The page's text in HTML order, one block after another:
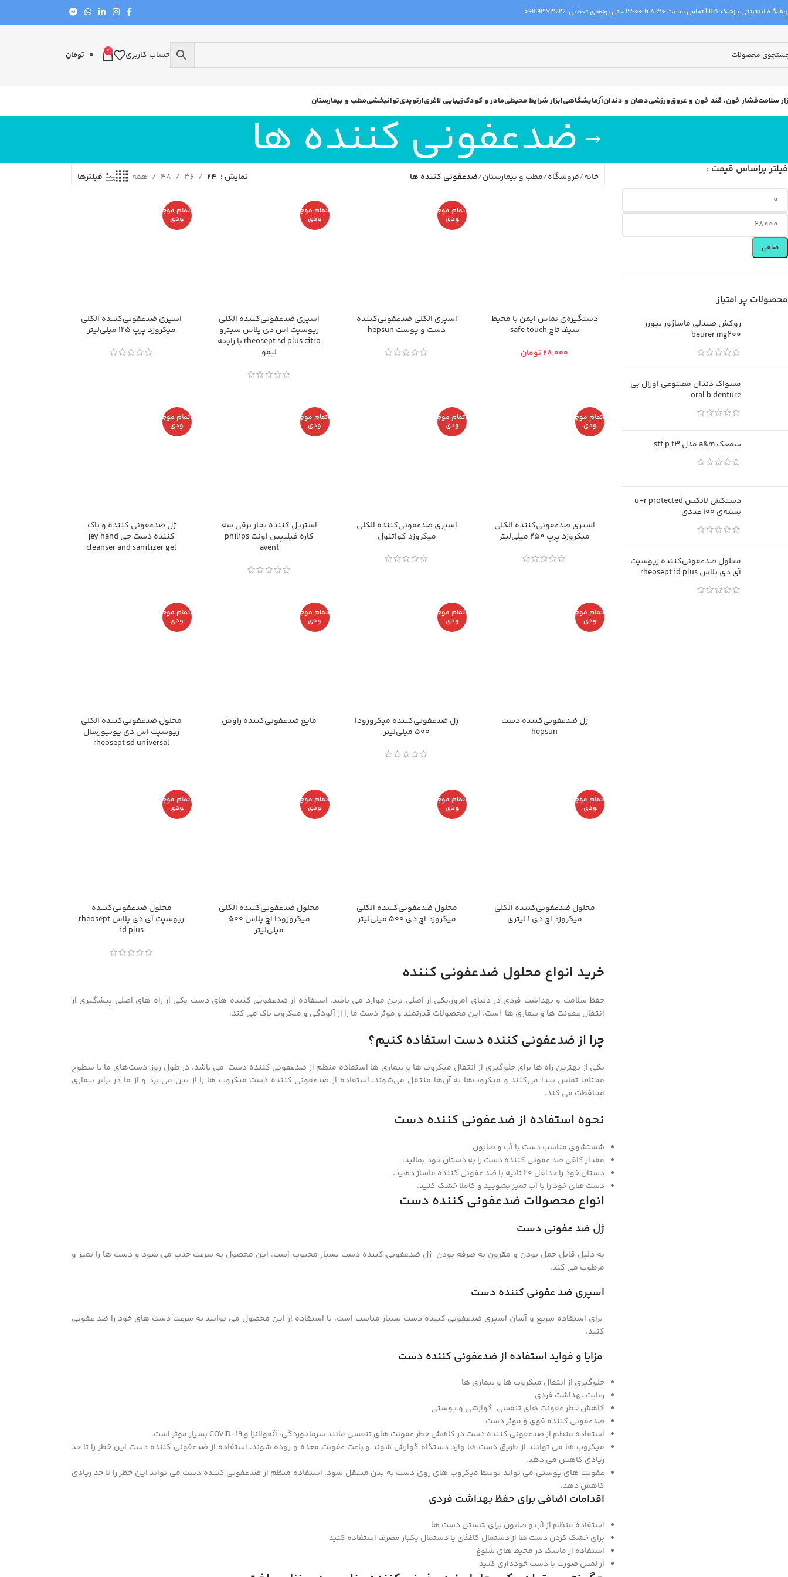
اینترنتی پزشک کالا | تماس ساعت 8:30 تا 22:00 حتی روزهای تعطیل: 09129373626
حساب کاربری 0
0 تومان
سلامتفشار خون، قند خون و عروقورزشیدهان و دندانآزمایشگاهیابزار شرایط محیطیمادر و کودکزیبایی لاغریارتوپدیتوانبخشیمطب و بیمارستان
ضدعفونی کننده ها فیلتر براساس قیمت :
صافی
محصولات پر امتیاز
روکش صندلی ماساژور بیورر
beurer mg200
مسواک دندان مصنوعی اورال بی
oral b denture
سمعک a&m مدل stf p t3
دستکش لاتکس u-r protected
بسته‌ی 100 عددی
محلول ضدعفونی‌کننده ریوسپت
آی دی پلاس rheosept id plus
خانه فروشگاه مطب و بیمارستان ضدعفونی کننده ها نمایش 24
36
48 همه فیلترها
دستگیره‌ی تماس ایمن با محیط
سیف تاچ safe touch
تومان
اتمام موج
ودی
اسپری الکلی ضدعفونی‌کننده
دست و پوست hepsun
اتمام موج
ودی
اسپری ضدعفونی‌کننده الکلی
ریوسپت اس دی پلاس سیترو
rheosept sd plus citro با رایحه
لیمو
اتمام موج
ودی
اسپری ضدعفونی‌کننده الکلی
میکروزد پرپ 125 میلی‌لیتر
اتمام موج
ودی
اسپری ضدعفونی‌کننده الکلی
میکروزد پرپ 250 میلی‌لیتر
اتمام موج
ودی
اسپری ضدعفونی‌کننده الکلی
میکروزد کواتنول
اتمام موج
ودی
استریل کننده بخار برقی سه
کاره فیلیپس اونت philips
avent
اتمام موج
ودی
ژل ضدعفونی کننده و پاک
کننده دست جی jey hand
cleanser and sanitizer gel
اتمام موج
ودی
ژل ضدعفونی‌کننده دست
hepsun
اتمام موج
ودی
ژل ضدعفونی‌کننده میکروزودا
500 میلی‌لیتر
اتمام موج
ودی
مایع ضدعفونی‌کننده زاوش
اتمام موج
ودی
محلول ضدعفونی‌کننده الکلی
ریوسپت اس دی یونیورسال
rheosept sd universal
اتمام موج
ودی
محلول ضدعفونی‌کننده الکلی
میکروزد اچ دی 1 لیتری
اتمام موج
ودی
محلول ضدعفونی‌کننده الکلی
میکروزد اچ دی 500 میلی‌لیتر
اتمام موج
ودی
محلول ضدعفونی‌کننده الکلی
میکروزودا اچ پلاس 500
میلی‌لیتر
اتمام موج
ودی
محلول ضدعفونی‌کننده
ریوسپت آی دی پلاس rheosept
id plus
خرید انواع محلول ضدعفونی کننده
حفظ سلامت و بهداشت فردی در دنیای امروز،یکی از اصلی ترین موارد می باشد. استفاده از ضدعفونی کننده های دست یکی از راه های اصلی پیشگیری از
انتقال عفونت ها و بیماری ها است. این محصولات قدرتمند و موثر دست ما را از آلودگی و میکروب پاک می کند.
چرا از ضدعفونی کننده دست استفاده کنیم؟
یکی از بهترین راه ها برای جلوگیری از انتقال میکروب ها و بیماری ها استفاده منظم از ضدعفونی کننده دست می باشد. در طول روز، دست‌های ما با سطوح
مختلف تماس پیدا می‌کنند و میکروب‌ها به آن‌ها منتقل می‌شوند. استفاده از ضدعفونی کننده دست میکروب ها را از بین می برد و از ما در برابر بیماری
محافظت می کند.
نحوه استفاده از ضدعفونی کننده دست
شستشوی مناسب دست با آب و صابون
مقدار کافی ضد عفونی کننده دست را به دستان خود بمالید.
دستان خود را حداقل 20 ثانیه با ضد عفونی کننده ماساژ دهید.
دست های خود را با آب تمیز بشویید و کاملا خشک کنید.
انواع محصولات ضدعفونی کننده دست
ژل ضد عفونی دست
به دلیل قابل حمل بودن و مقرون به صرفه بودن ژل ضدعفونی کننده دست بسیار محبوب است. این محصول به سرعت جذب می شود و دست ها را تمیز و
مرطوب می کند.
اسپری ضد عفونی کننده دست
برای استفاده سریع و آسان اسپری ضدعفونی کننده دست بسیار مناسب است. با استفاده از این محصول می توانید به سرعت دست های خود را ضد عفونی
کنید.
مزایا و فواید استفاده از ضدعفونی کننده دست
جلوگیری از انتقال میکروب ها و بیماری ها
رعایت بهداشت فردی
کاهش خطر عفونت های تنفسی، گوارشی و پوستی
ضدعفونی کننده قوی و موثر دست
استفاده منظم از ضدعفونی کننده دست در کاهش خطر عفونت های تنفسی مانند سرماخوردگی، آنفولانزا و COVID-19 بسیار موثر است.
میکروب ها می توانند از طریق دست ها وارد دستگاه گوارش شوند و باعث عفونت معده و روده شوند. استفاده از ضدعفونی کننده دست این خطر را تا حد
زیادی کاهش می دهد.
عفونت های پوستی می تواند توسط میکروب های روی دست به بدن منتقل شود. استفاده منظم از ضدعفونی کننده دست می تواند این خطر را تا حد زیادی
کاهش دهد.
اقدامات اضافی برای حفظ بهداشت فردی
استفاده منظم از آب و صابون برای شستن دست ها
برای خشک کردن دست ها از دستمال کاغذی یا دستمال یکبار مصرف استفاده کنید
استفاده از ماسک در محیط های شلوغ
از لمس صورت با دست خودداری کنید